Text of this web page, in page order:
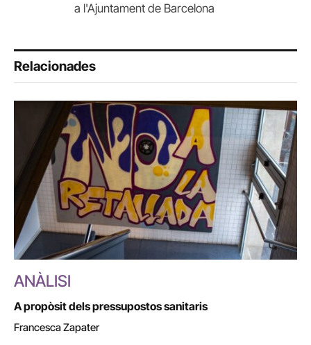
a l'Ajuntament de Barcelona
Relacionades
ANÀLISI
A propòsit dels pressupostos sanitaris
Francesca Zapater